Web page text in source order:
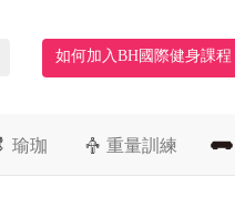
如何加入BH國際健身課程
瑜珈 重量訓練